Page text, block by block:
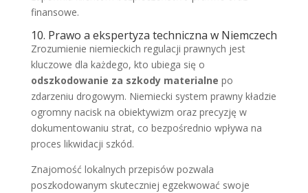
finansowe.
10. Prawo a ekspertyza techniczna w Niemczech
Zrozumienie niemieckich regulacji prawnych jest
kluczowe dla każdego, kto ubiega się o
odszkodowanie za szkody materialne po
zdarzeniu drogowym. Niemiecki system prawny kładzie
ogromny nacisk na obiektywizm oraz precyzję w
dokumentowaniu strat, co bezpośrednio wpływa na
proces likwidacji szkód.
Znajomość lokalnych przepisów pozwala
poszkodowanym skuteczniej egzekwować swoje